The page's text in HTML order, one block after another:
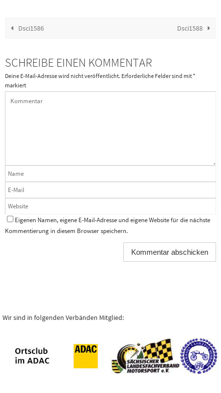
Dsci1586 Dsci1588
SCHREIBE EINEN KOMMENTAR
Deine E-Mail-Adresse wird nicht veröffentlicht. Erforderliche Felder sind mit*
markiert
Eigenen Namen, eigene E-Mail-Adresse und eigene Website für die nächste
Kommentierung in diesem Browser speichern.
Wir sind in folgenden Verbänden Mitglied: